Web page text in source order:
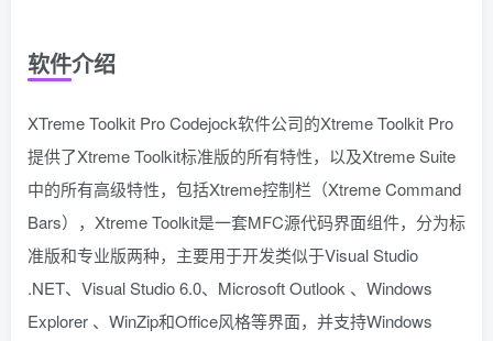
软件介绍
XTreme Toolkit Pro Codejock软件公司的Xtreme Toolkit Pro
提供了Xtreme Toolkit标准版的所有特性，以及Xtreme Suite
中的所有高级特性，包括Xtreme控制栏（Xtreme Command
Bars），Xtreme Toolkit是一套MFC源代码界面组件，分为标
准版和专业版两种，主要用于开发类似于Visual Studio
.NET、Visual Studio 6.0、Microsoft Outlook 、Windows
Explorer 、WinZip和Office风格等界面，并支持Windows